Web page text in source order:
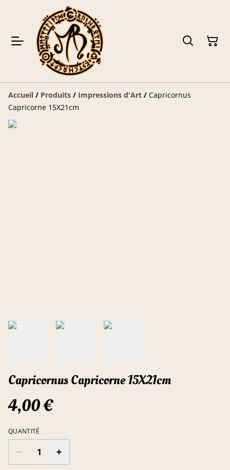
Accueil / Produits / Impressions d'Art / Capricornus
Capricorne 15X21cm
Capricornus Capricorne 15X21cm
4,00 €
QUANTITÉ